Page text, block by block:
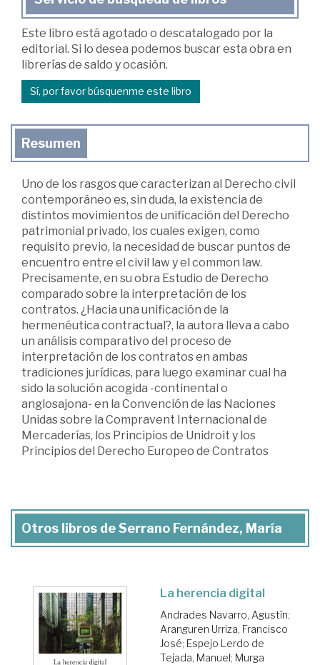
Este libro está agotado o descatalogado por la
editorial. Si lo desea podemos buscar esta obra en
librerías de saldo y ocasión.
Sí, por favor búsquenme este libro
Resumen
Uno de los rasgos que caracterizan al Derecho civil
contemporáneo es, sin duda, la existencia de
distintos movimientos de unificación del Derecho
patrimonial privado, los cuales exigen, como
requisito previo, la necesidad de buscar puntos de
encuentro entre el civil law y el common law.
Precisamente, en su obra Estudio de Derecho
comparado sobre la interpretación de los
contratos. ¿Hacia una unificación de la
hermenéutica contractual?, la autora lleva a cabo
un análisis comparativo del proceso de
interpretación de los contratos en ambas
tradiciones jurídicas, para luego examinar cual ha
sido la solución acogida -continental o
anglosajona- en la Convención de las Naciones
Unidas sobre la Compravent Internacional de
Mercaderías, los Principios de Unidroit y los
Principios del Derecho Europeo de Contratos
Otros libros de Serrano Fernández, María
La herencia digital
Andrades Navarro, Agustín;
Aranguren Urriza, Francisco
José; Espejo Lerdo de
Tejada, Manuel; Murga